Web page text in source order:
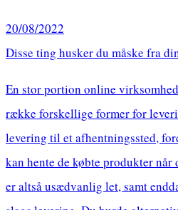
20/08/2022
Disse ting husker du måske fra
En stor portion online
række forskellige former for
levering til et afhentningssted,
kan hente de købte produkter når
er altså usædvanlig let, samt